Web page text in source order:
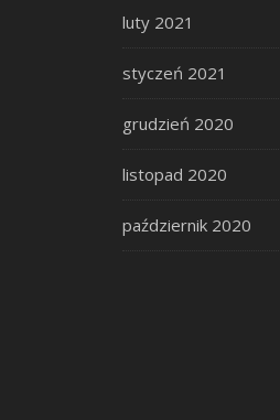
luty 2021
styczeń 2021
grudzień 2020
listopad 2020
październik 2020